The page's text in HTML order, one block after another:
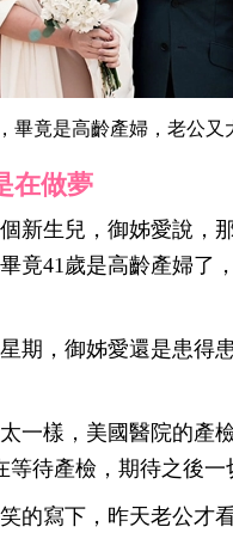
畢竟是高齡產婦，老公又
在做夢
新生兒，御姊愛說，
竟41歲是高齡產婦了
期，御姊愛還是患得
一樣，美國醫院的產
待產檢，期待之後一
的寫下，昨天老公才